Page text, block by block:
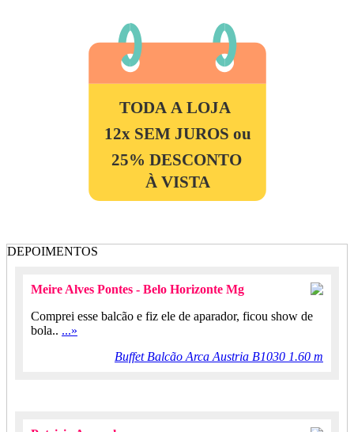
TODA A LOJA
12x SEM JUROS ou
25% DESCONTO
À VISTA
DEPOIMENTOS
Meire Alves Pontes - Belo Horizonte Mg
Comprei esse balcão e fiz ele de aparador, ficou show de
bola.. ...»
Buffet Balcão Arca Austria B1030 1.60 m